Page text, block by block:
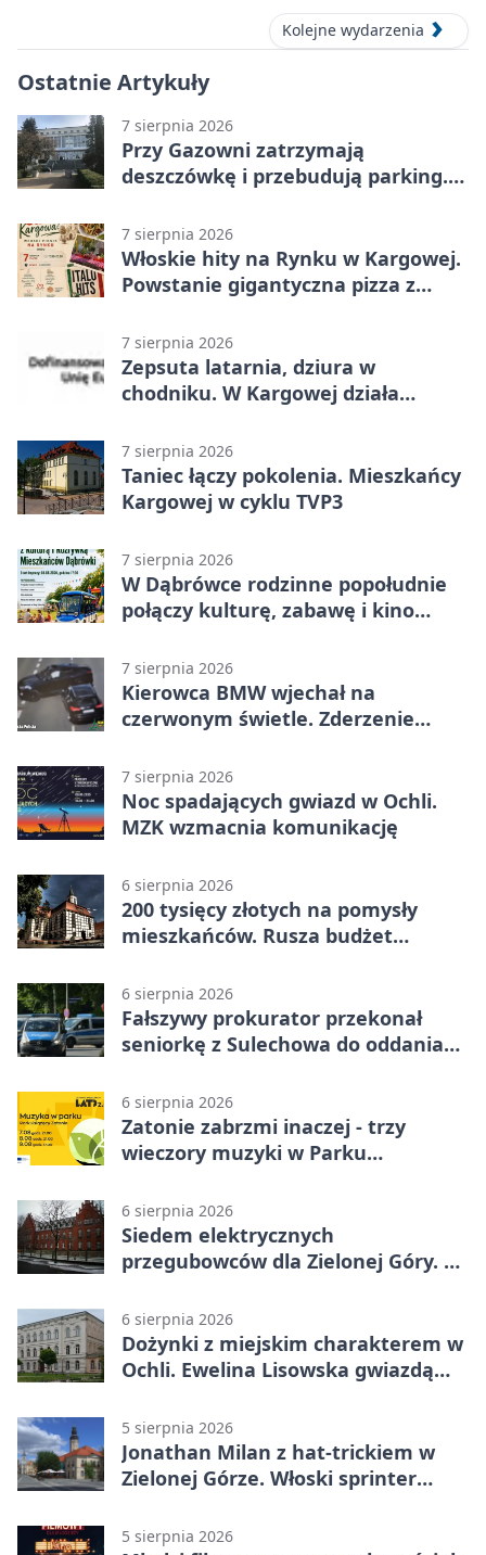
Kolejne wydarzenia
Ostatnie Artykuły
7 sierpnia 2026
Przy Gazowni zatrzymają
deszczówkę i przebudują parking.
7 sierpnia 2026
Włoskie hity na Rynku w Kargowej.
Powstanie gigantyczna pizza z
7 sierpnia 2026
Zepsuta latarnia, dziura w
chodniku. W Kargowej działa
7 sierpnia 2026
Taniec łączy pokolenia. Mieszkańcy
Kargowej w cyklu TVP3
7 sierpnia 2026
W Dąbrówce rodzinne popołudnie
połączy kulturę, zabawę i kino
7 sierpnia 2026
Kierowca BMW wjechał na
czerwonym świetle. Zderzenie
7 sierpnia 2026
Noc spadających gwiazd w Ochli.
MZK wzmacnia komunikację
6 sierpnia 2026
200 tysięcy złotych na pomysły
mieszkańców. Rusza budżet
6 sierpnia 2026
Fałszywy prokurator przekonał
seniorkę z Sulechowa do oddania
6 sierpnia 2026
Zatonie zabrzmi inaczej - trzy
wieczory muzyki w Parku
6 sierpnia 2026
Siedem elektrycznych
przegubowców dla Zielonej Góry. To
6 sierpnia 2026
Dożynki z miejskim charakterem w
Ochli. Ewelina Lisowska gwiazdą
5 sierpnia 2026
Jonathan Milan z hat-trickiem w
Zielonej Górze. Włoski sprinter
5 sierpnia 2026